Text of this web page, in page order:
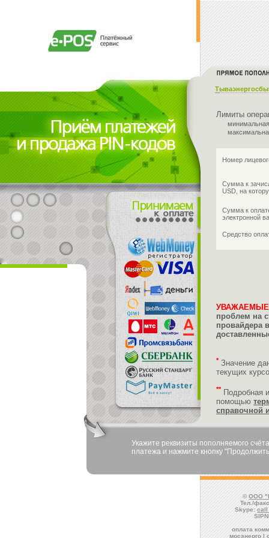
Лимиты
Номер
Сумма к
USD, на
Сумма к
электронной
Средство
проблем на
провайдера
* Значение
текущих
** Подробная
помощью
справочной
Укажите реквизиты пополняемого
платежа и нажмите кнопку
©ООО
Тел./
Skype:
оплата
мосэнерго |